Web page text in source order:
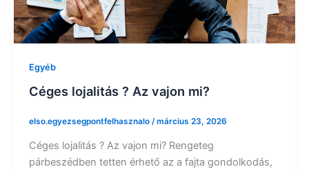
Egyéb
Céges lojalitás ? Az vajon mi?
elso.egyezsegpontfelhasznalo /március 23, 2026
Céges lojalitás ? Az vajon mi? Rengeteg
párbeszédben tetten érhető az a fajta gondolkodás,